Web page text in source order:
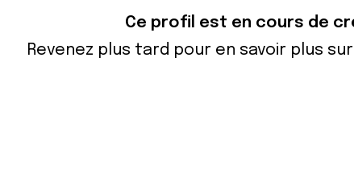
Ce profil est en cours de
Revenez plus tard pour en savoir plus